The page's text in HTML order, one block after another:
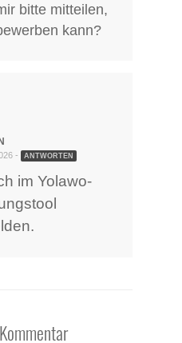
bitte mitteilen,
kann?
- ANTWORTEN
im Yolawo-